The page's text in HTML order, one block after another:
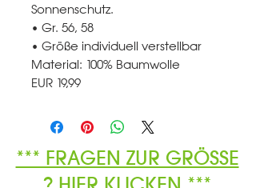
Sonnenschutz.
• Gr. 56, 58
• Größe individuell verstellbar
Material: 100% Baumwolle
EUR 19,99
*** FRAGEN ZUR GRÖSSE